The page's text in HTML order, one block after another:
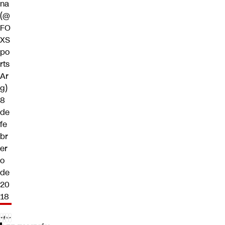
na
(@
FO
XS
po
rts
Ar
g)
8
de
fe
br
er
o
de
20
18